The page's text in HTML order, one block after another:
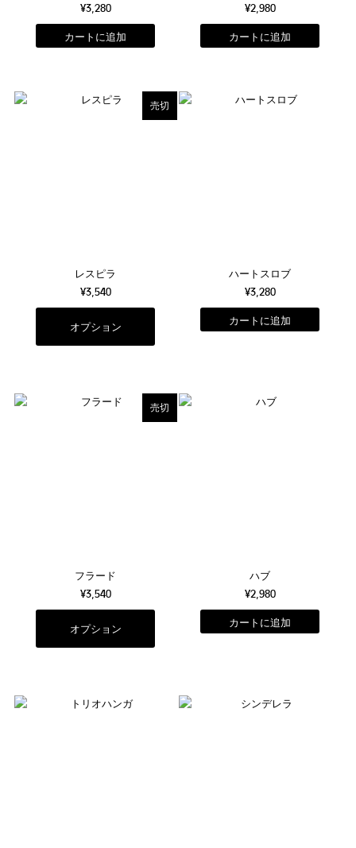
¥3,280
¥2,980
売切
レスピラ
¥3,540
オプション
ハートスロブ
¥3,280
売切
フラード
¥3,540
オプション
ハブ
¥2,980